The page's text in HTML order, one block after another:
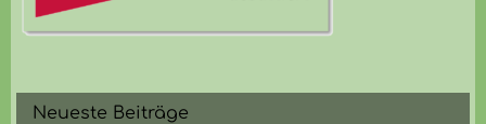
Neueste Beiträge